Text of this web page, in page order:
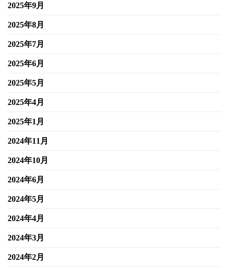
2025年9月
2025年8月
2025年7月
2025年6月
2025年5月
2025年4月
2025年1月
2024年11月
2024年10月
2024年6月
2024年5月
2024年4月
2024年3月
2024年2月